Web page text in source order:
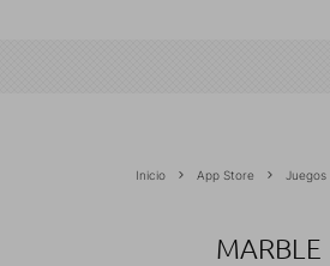
Inicio App Store Juegos
MARBLE